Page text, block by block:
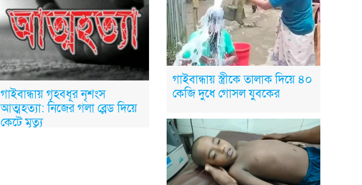
গাইবান্ধায় গৃহবধূর নৃশংস
আত্মহত্যা: নিজের গলা ব্লেড দিয়ে
কেটে মৃত্যু
গাইবান্ধায় স্ত্রীকে তালাক দিয়ে ৪০
কেজি দুধে গোসল যুবকের